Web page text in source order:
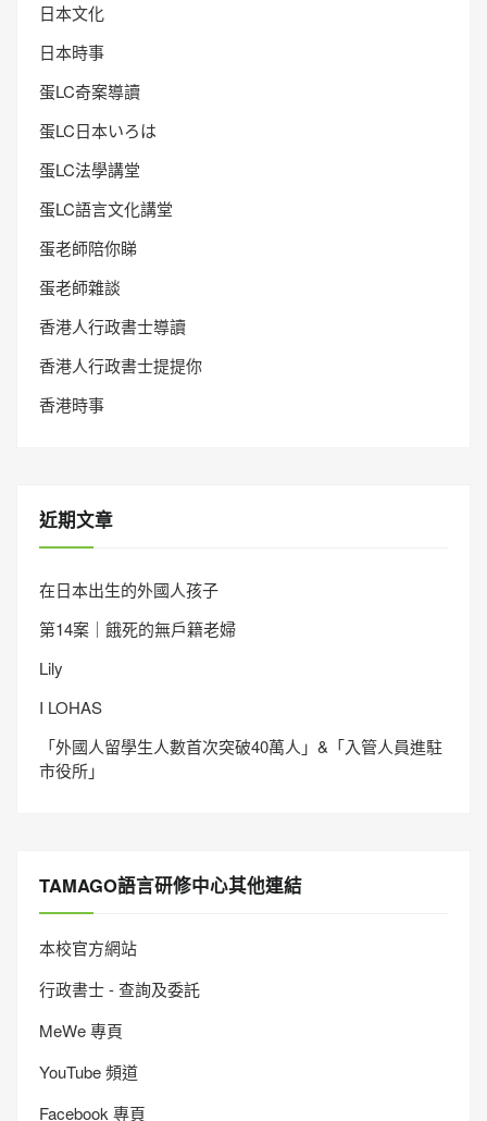
日本文化
日本時事
蛋LC奇案導讀
蛋LC日本いろは
蛋LC法學講堂
蛋LC語言文化講堂
蛋老師陪你睇
蛋老師雜談
香港人行政書士導讀
香港人行政書士提提你
香港時事
近期文章
在日本出生的外國人孩子
第14案｜餓死的無戶籍老婦
Lily
I LOHAS
「外國人留學生人數首次突破40萬人」&「入管人員進駐
市役所」
TAMAGO語言研修中心其他連結
本校官方網站
行政書士 - 查詢及委託
MeWe 專頁
YouTube 頻道
Facebook 專頁